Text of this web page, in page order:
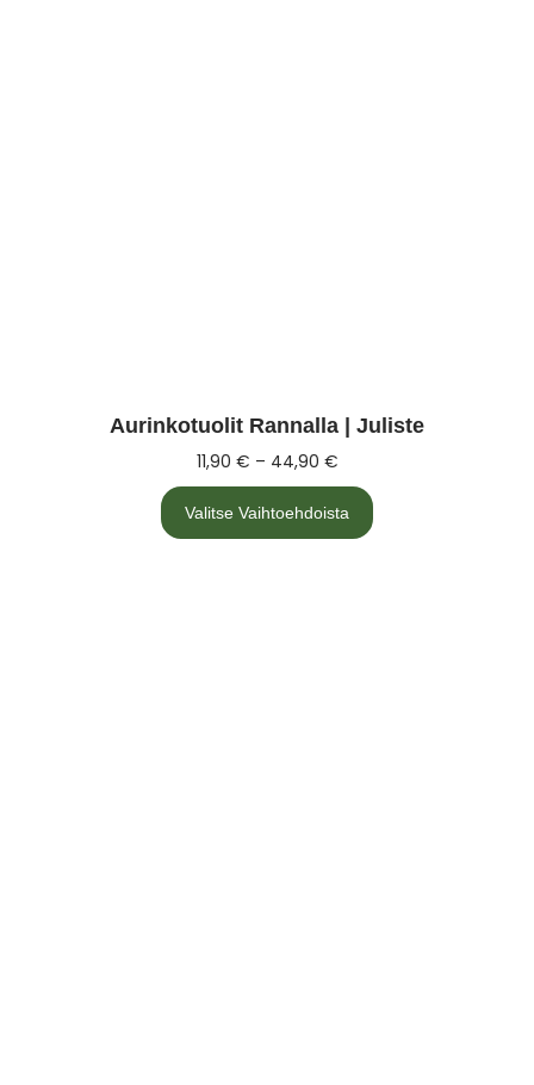
Aurinkotuolit Rannalla | Juliste
11,90 € – 44,90 €
Valitse Vaihtoehdoista